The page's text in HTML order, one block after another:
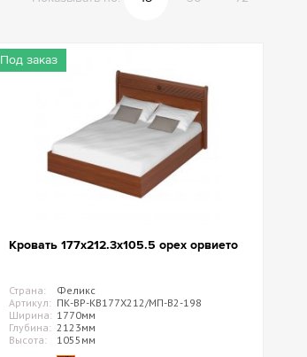
Под заказ
Кровать 177x212.3x105.5 орех орвието
Страна:
Феликс
Артикул: ПК-ВР-КВ177Х212/МП-В2-198
Ширина: 1770мм
Глубина: 2123мм
Высота:
1055мм